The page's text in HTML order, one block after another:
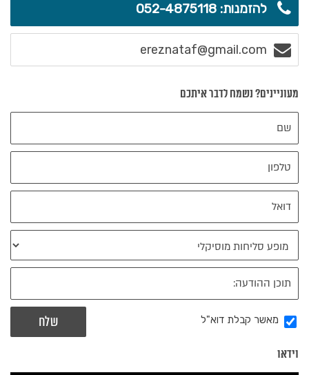
להזמנות: 052-4875118
ereznataf@gmail.com
מעוניינים? נשמח לדבר איתכם
מאשר קבלת דוא"ל
וידאו